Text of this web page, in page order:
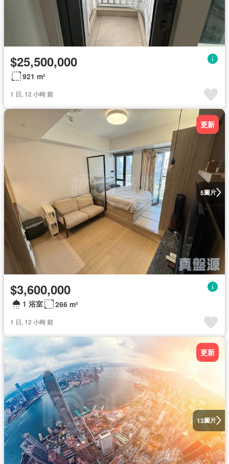
$25,500,000
921 m²
1 日, 12 小時 前
5圖片
更新
$3,600,000
1 浴室 266 m²
1 日, 12 小時 前
13圖片
更新